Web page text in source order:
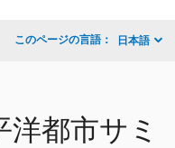
このページの言語： 日本語
洋都市サミ